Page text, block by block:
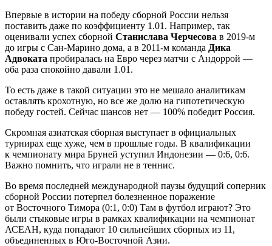
Впервые в истории на победу сборной России нельзя
поставить даже по коэффициенту 1.01. Например, так
оценивали успех сборной Станислава Черчесова в 2019-м
до игры с Сан-Марино дома, а в 2011-м команда Дика
Адвоката пробиралась на Евро через матчи с Андоррой —
оба раза спокойно давали 1.01.
То есть даже в такой ситуации это не мешало аналитикам
оставлять крохотную, но все же долю на гипотетическую
победу гостей. Сейчас шансов нет — 100% победит Россия.
Скромная азиатская сборная выступает в официальных
турнирах еще хуже, чем в прошлые годы. В квалификации
к чемпионату мира Бруней уступил Индонезии — 0:6, 0:6.
Важно помнить, что играли не в теннис.
Во время последней международной паузы будущий соперник
сборной России потерпел болезненное поражение
от Восточного Тимора (0:1, 0:0) Там в футбол играют? Это
были стыковые игры в рамках квалификации на чемпионат
АСЕАН, куда попадают 10 сильнейших сборных из 11,
объединенных в Юго-Восточной Азии.